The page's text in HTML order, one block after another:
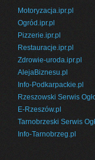
Motoryzacja.ipr.pl
Ogród.ipr.pl
Pizzerie.ipr.pl
Restauracje.ipr.pl
Zdrowie-uroda.ipr.pl
AlejaBiznesu.pl
Info-Podkarpackie.pl
Rzeszowski Serwis
E-Rzeszów.pl
Tarnobrzeski Serwis
Info-Tarnobrzeg.pl